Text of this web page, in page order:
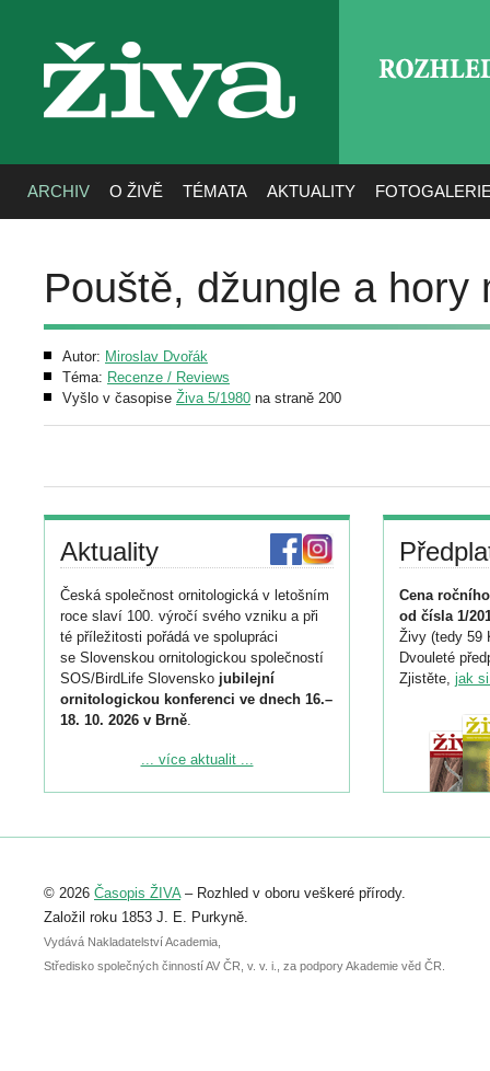
živa
ARCHIV O ŽIVĚ TÉMATA AKTUALITY
Pouště, džungle a hory
Autor: Miroslav Dvořák
Téma: Recenze / Reviews
Vyšlo v časopise Živa 5/1980 na straně 200
Aktuality
Česká společnost ornitologická v letošním
roce slaví 100. výročí svého vzniku a při
té příležitosti pořádá ve spolupráci
se Slovenskou ornitologickou společností
SOS/BirdLife Slovensko jubilejní
ornitologickou konferenci ve dnech 16.–
18. 10. 2026 v Brně.
Podrobnější informace ke konferenci
Registrovat se můžete do 6. září.
abstraktu přihlášené přednášky nebo
posteru je už 30. června.
... více aktualit ...
Cena
od čísla 1/
Živy (tedy 59
Dvouleté
Zjistěte, jak
© 2026 Časopis ŽIVA– Rozhled v oboru veškeré přírody.
Založil roku 1853 J. E. Purkyně.
Vydává Nakladatelství Academia,
Středisko společných činností AV ČR, v. v. i., za podpory Akademie věd ČR.